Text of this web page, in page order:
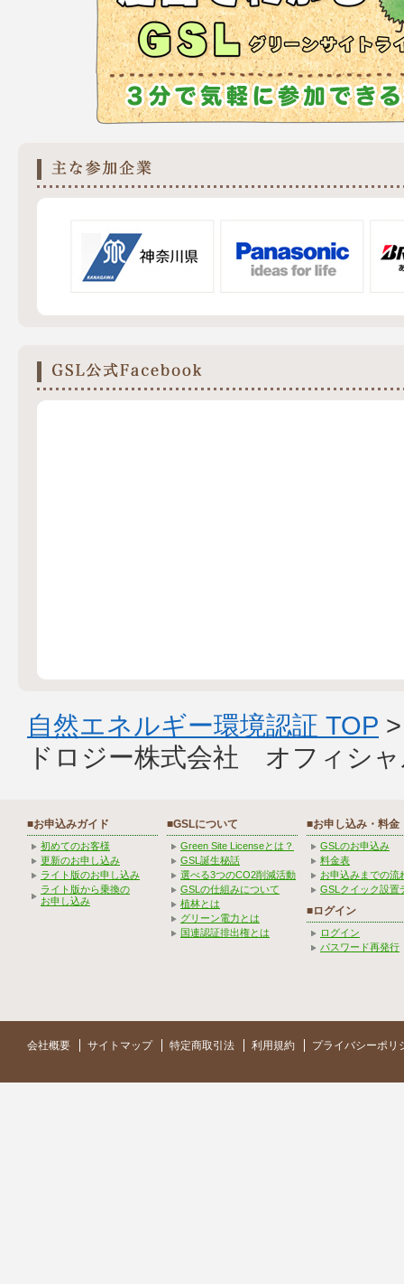
自然エネルギー環境認証 TOP
ドロジー株式会社 オフィシ
■お申込みガイド
初めてのお客様
更新のお申し込み
ライト版のお申し込み
ライト版から乗換の
お申し込み
■GSLについて
Green Site Licenseとは？
GSL誕生秘話
選べる3つのCO2削減活動
GSLの仕組みについて
植林とは
グリーン電力とは
国連認証排出権とは
■お申し込み・料金
GSLのお申込み
料金表
お申込みまでの流
GSLクイック設置
■ログイン
ログイン
パスワード再発行
会社概要 サイトマップ 特定商取引法 利用規約 プライバシーポリ